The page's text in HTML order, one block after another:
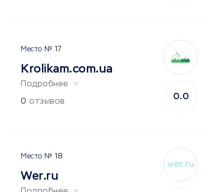
17
Krolikam.com.ua
Подробнее
0 отзывов
0.0
18
Wer.ru